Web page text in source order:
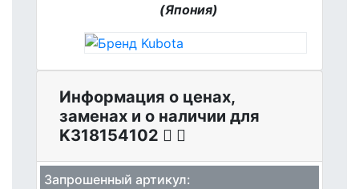
(Япония)
Информация о ценах,
заменах и о наличии для
K318154102
Запрошенный артикул: